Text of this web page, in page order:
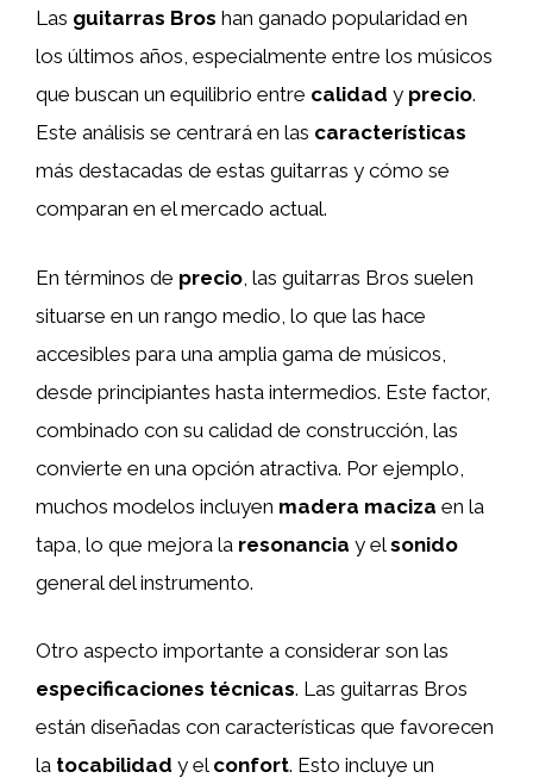
Las guitarras Bros han ganado popularidad en
los últimos años, especialmente entre los músicos
que buscan un equilibrio entre calidad y precio.
Este análisis se centrará en las características
más destacadas de estas guitarras y cómo se
comparan en el mercado actual.
En términos de precio , las guitarras Bros suelen
situarse en un rango medio, lo que las hace
accesibles para una amplia gama de músicos,
desde principiantes hasta intermedios. Este factor,
combinado con su calidad de construcción, las
convierte en una opción atractiva. Por ejemplo,
muchos modelos incluyen madera maciza en la
tapa, lo que mejora la resonancia y elsonido
general del instrumento.
Otro aspecto importante a considerar son las
especificaciones técnicas. Las guitarras Bros
están diseñadas con características que favorecen
la tocabilidad y el confort. Esto incluye un